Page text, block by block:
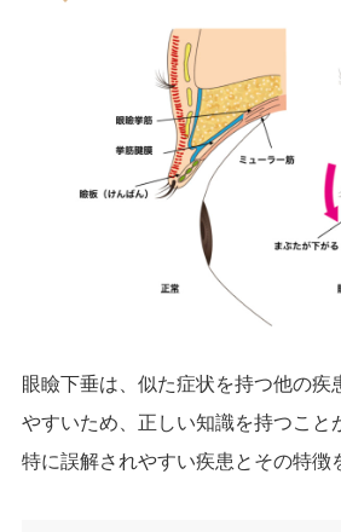
眼瞼下垂は、似た症状を持つ他の疾
やすいため、正しい知識を持つこと
特に誤解されやすい疾患とその特徴